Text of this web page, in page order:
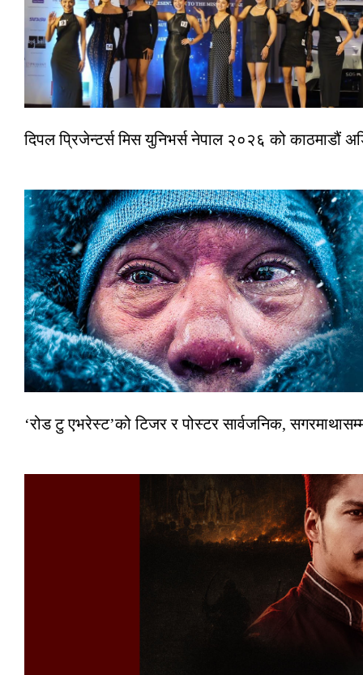
दिपल प्रिजेन्टर्स मिस युनिभर्स नेपाल २०२६ को काठमाडौं
‘रोड टु एभरेस्ट’को टिजर र पोस्टर सार्वजनिक,